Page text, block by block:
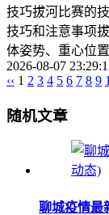
技巧拔河比赛的
技巧和注意事项
体姿势、重心位
2026-08-07
‹‹ 1 2 3 4 5 6 7 8 9
随机文章
聊城疫情最